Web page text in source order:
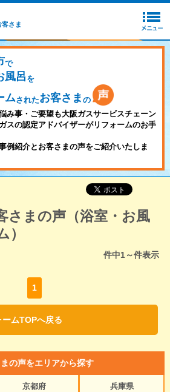
さま
で
風呂を
ムされたお客さま の
み事・ご要望も大阪ガスサービスチェーン
スの認定アドバイザーがリフォームのお手
例紹介とお客さまの声をご紹介いたしま
さまの声（浴室・お風
）
件中1～件表示
1
ムTOPへ戻る
の声をエリアから探す
京都府
兵庫県